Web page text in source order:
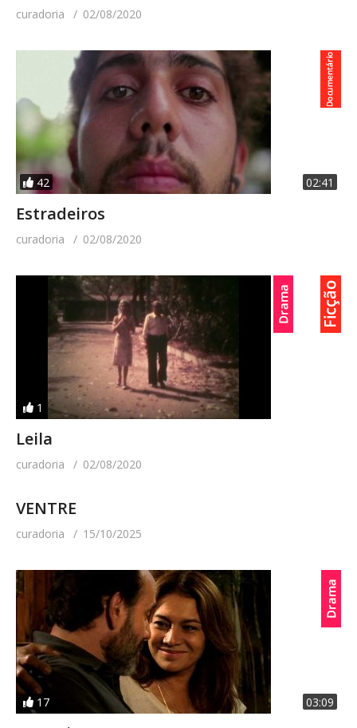
curadoria 02/08/2020
42 02:41
Estradeiros
curadoria 02/08/2020
1
Leila
curadoria 02/08/2020
VENTRE
curadoria 15/10/2025
17 03:09